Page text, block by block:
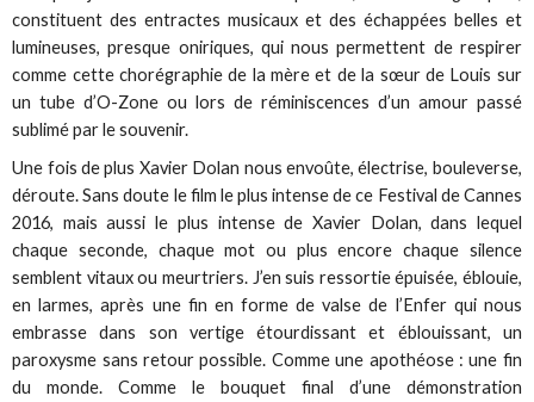
constituent des entractes musicaux et des échappées belles et
lumineuses, presque oniriques, qui nous permettent de respirer
comme cette chorégraphie de la mère et de la sœur de Louis sur
un tube d’O-Zone ou lors de réminiscences d’un amour passé
sublimé par le souvenir.
Une fois de plus Xavier Dolan nous envoûte, électrise, bouleverse,
déroute. Sans doute le film le plus intense de ce Festival de Cannes
2016, mais aussi le plus intense de Xavier Dolan, dans lequel
chaque seconde, chaque mot ou plus encore chaque silence
semblent vitaux ou meurtriers. J’en suis ressortie épuisée, éblouie,
en larmes, après une fin en forme de valse de l’Enfer qui nous
embrasse dans son vertige étourdissant et éblouissant, un
paroxysme sans retour possible. Comme une apothéose : une fin
du monde. Comme le bouquet final d’une démonstration